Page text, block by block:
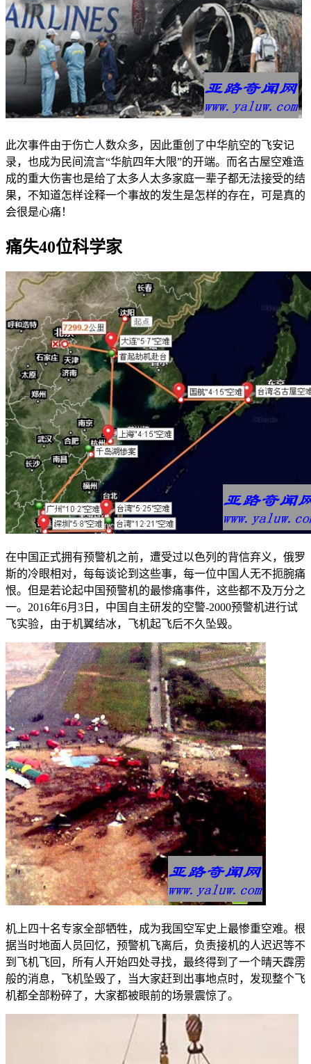
此次事件由于伤亡人数众多，因此重创了中华航空的飞安记
录，也成为民间流言“华航四年大限”的开端。而名古屋空难造
成的重大伤害也是给了太多人太多家庭一辈子都无法接受的结
果，不知道怎样诠释一个事故的发生是怎样的存在，可是真的
会很是心痛！
痛失40位科学家
在中国正式拥有预警机之前，遭受过以色列的背信弃义，俄罗
斯的冷眼相对，每每谈论到这些事，每一位中国人无不扼腕痛
恨。但是若论起中国预警机的最惨痛事件，这些都不及万分之
一。2016年6月3日，中国自主研发的空警-2000预警机进行试
飞实验，由于机翼结冰，飞机起飞后不久坠毁。
机上四十名专家全部牺牲，成为我国空军史上最惨重空难。根
据当时地面人员回忆，预警机飞离后，负责接机的人迟迟等不
到飞机飞回，所有人开始四处寻找，最终得到了一个晴天霹雳
般的消息，飞机坠毁了，当大家赶到出事地点时，发现整个飞
机都全部粉碎了，大家都被眼前的场景震惊了。